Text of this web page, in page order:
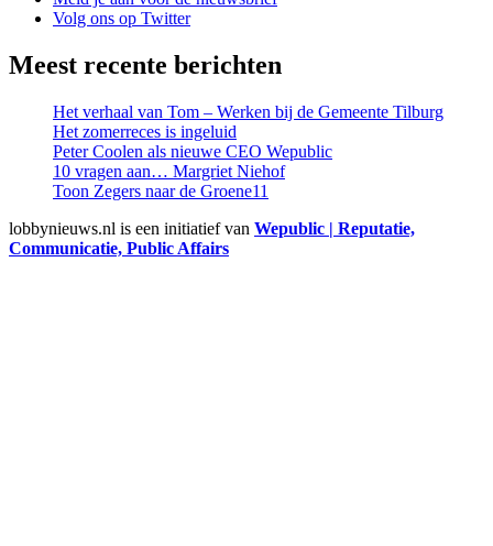
Volg ons op Twitter
Meest recente berichten
Het verhaal van Tom – Werken bij de Gemeente Tilburg
Het zomerreces is ingeluid
Peter Coolen als nieuwe CEO Wepublic
10 vragen aan… Margriet Niehof
Toon Zegers naar de Groene11
lobbynieuws.nl is een initiatief van Wepublic | Reputatie,
Communicatie, Public Affairs